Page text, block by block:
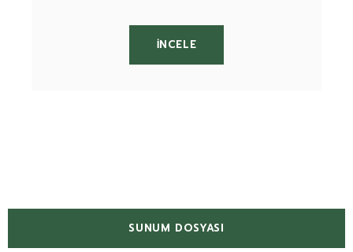
İNCELE
SUNUM DOSYASI